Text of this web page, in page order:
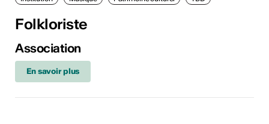
Folkloriste
Association
En savoir plus